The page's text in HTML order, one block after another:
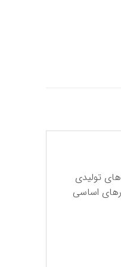
کردن و توسعه فرآیندهای تولیدی
جدید به همراه نوآوری مستمر در سال 2000 به عنوان فاکتورهای اساسی